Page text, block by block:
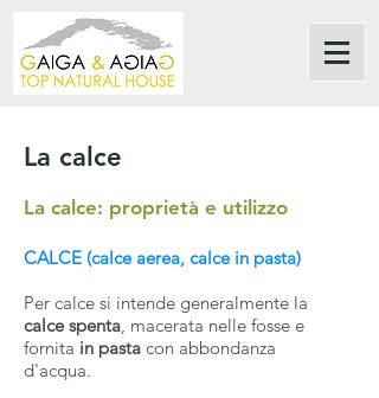
La calce
La calce: proprietà e utilizzo
CALCE (calce aerea, calce in pasta)
Per calce si intende generalmente la
calce spenta, macerata nelle fosse e
fornita in pasta con abbondanza
d'acqua.